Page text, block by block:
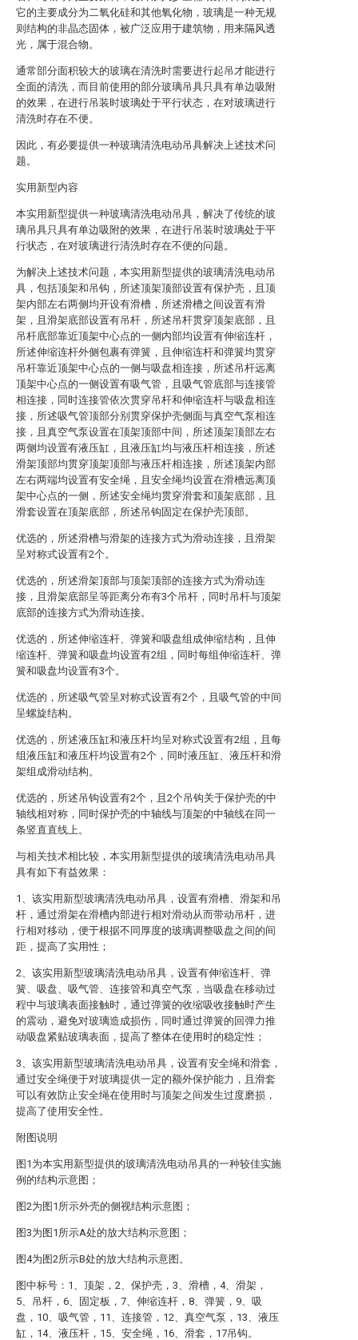
它的主要成分为二氧化硅和其他氧化物，玻璃是一种无规
则结构的非晶态固体，被广泛应用于建筑物，用来隔风透
光，属于混合物。
通常部分面积较大的玻璃在清洗时需要进行起吊才能进行
全面的清洗，而目前使用的部分玻璃吊具只具有单边吸附
的效果，在进行吊装时玻璃处于平行状态，在对玻璃进行
清洗时存在不便。
因此，有必要提供一种玻璃清洗电动吊具解决上述技术问
题。
实用新型内容
本实用新型提供一种玻璃清洗电动吊具，解决了传统的玻
璃吊具只具有单边吸附的效果，在进行吊装时玻璃处于平
行状态，在对玻璃进行清洗时存在不便的问题。
为解决上述技术问题，本实用新型提供的玻璃清洗电动吊
具，包括顶架和吊钩，所述顶架顶部设置有保护壳，且顶
架内部左右两侧均开设有滑槽，所述滑槽之间设置有滑
架，且滑架底部设置有吊杆，所述吊杆贯穿顶架底部，且
吊杆底部靠近顶架中心点的一侧内部均设置有伸缩连杆，
所述伸缩连杆外侧包裹有弹簧，且伸缩连杆和弹簧均贯穿
吊杆靠近顶架中心点的一侧与吸盘相连接，所述吊杆远离
顶架中心点的一侧设置有吸气管，且吸气管底部与连接管
相连接，同时连接管依次贯穿吊杆和伸缩连杆与吸盘相连
接，所述吸气管顶部分别贯穿保护壳侧面与真空气泵相连
接，且真空气泵设置在顶架顶部中间，所述顶架顶部左右
两侧均设置有液压缸，且液压缸均与液压杆相连接，所述
滑架顶部均贯穿顶架顶部与液压杆相连接，所述顶架内部
左右两端均设置有安全绳，且安全绳均设置在滑槽远离顶
架中心点的一侧，所述安全绳均贯穿滑套和顶架底部，且
滑套设置在顶架底部，所述吊钩固定在保护壳顶部。
优选的，所述滑槽与滑架的连接方式为滑动连接，且滑架
呈对称式设置有2个。
优选的，所述滑架顶部与顶架顶部的连接方式为滑动连
接，且滑架底部呈等距离分布有3个吊杆，同时吊杆与顶架
底部的连接方式为滑动连接。
优选的，所述伸缩连杆、弹簧和吸盘组成伸缩结构，且伸
缩连杆、弹簧和吸盘均设置有2组，同时每组伸缩连杆、弹
簧和吸盘均设置有3个。
优选的，所述吸气管呈对称式设置有2个，且吸气管的中间
呈螺旋结构。
优选的，所述液压缸和液压杆均呈对称式设置有2组，且每
组液压缸和液压杆均设置有2个，同时液压缸、液压杆和滑
架组成滑动结构。
优选的，所述吊钩设置有2个，且2个吊钩关于保护壳的中
轴线相对称，同时保护壳的中轴线与顶架的中轴线在同一
条竖直直线上。
与相关技术相比较，本实用新型提供的玻璃清洗电动吊具
具有如下有益效果：
1、该实用新型玻璃清洗电动吊具，设置有滑槽、滑架和吊
杆，通过滑架在滑槽内部进行相对滑动从而带动吊杆，进
行相对移动，便于根据不同厚度的玻璃调整吸盘之间的间
距，提高了实用性；
2、该实用新型玻璃清洗电动吊具，设置有伸缩连杆、弹
簧、吸盘、吸气管、连接管和真空气泵，当吸盘在移动过
程中与玻璃表面接触时，通过弹簧的收缩吸收接触时产生
的震动，避免对玻璃造成损伤，同时通过弹簧的回弹力推
动吸盘紧贴玻璃表面，提高了整体在使用时的稳定性；
3、该实用新型玻璃清洗电动吊具，设置有安全绳和滑套，
通过安全绳便于对玻璃提供一定的额外保护能力，且滑套
可以有效防止安全绳在使用时与顶架之间发生过度磨损，
提高了使用安全性。
附图说明
图1为本实用新型提供的玻璃清洗电动吊具的一种较佳实施
例的结构示意图；
图2为图1所示外壳的侧视结构示意图；
图3为图1所示A处的放大结构示意图；
图4为图2所示B处的放大结构示意图。
图中标号：1、顶架，2、保护壳，3、滑槽，4、滑架，
5、吊杆，6、固定板，7、伸缩连杆，8、弹簧，9、吸
盘，10、吸气管，11、连接管，12、真空气泵，13、液压
缸，14、液压杆，15、安全绳，16、滑套，17吊钩。